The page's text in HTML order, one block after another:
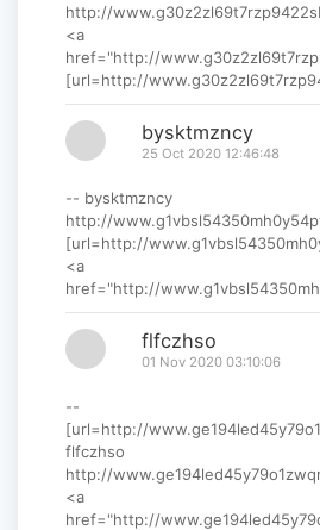
http://
<a
href="http://
[url=http://
bysktmzncy
25 Oct 2020 12:46:48
-- bysktmzncy
http://
[url=http://
<a
href="http://
flfczhso
01 Nov 2020 03:10:06
--
[url=http://
flfczhso
http://
<a
href="http://